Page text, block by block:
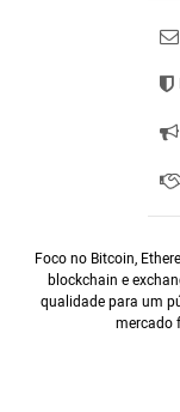
Foco no Bitcoin,
blockchain e
qualidade para um
mercado